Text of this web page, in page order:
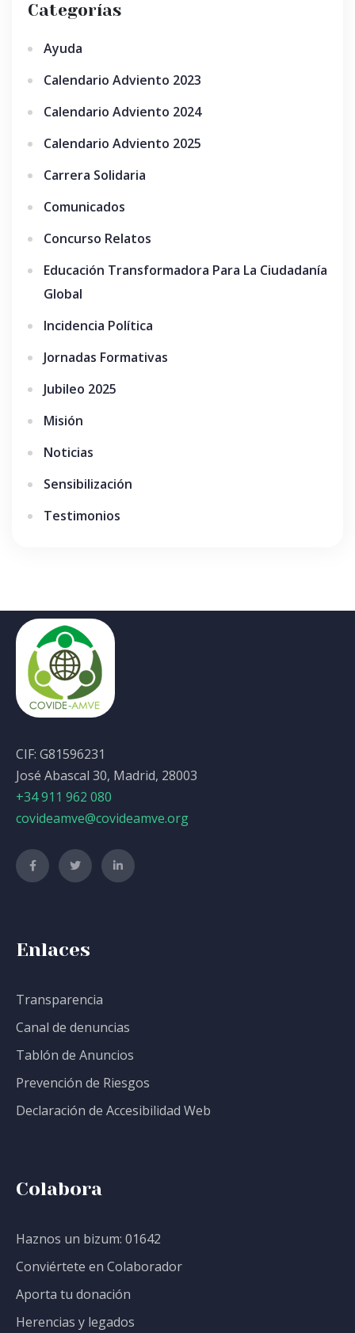
Categorías
Ayuda
Calendario Adviento 2023
Calendario Adviento 2024
Calendario Adviento 2025
Carrera Solidaria
Comunicados
Concurso Relatos
Educación Transformadora Para La Ciudadanía
Global
Incidencia Política
Jornadas Formativas
Jubileo 2025
Misión
Noticias
Sensibilización
Testimonios
CIF: G81596231
José Abascal 30, Madrid, 28003
+34 911 962 080
covideamve@covideamve.org
Enlaces
Transparencia
Canal de denuncias
Tablón de Anuncios
Prevención de Riesgos
Declaración de Accesibilidad Web
Colabora
Haznos un bizum: 01642
Conviértete en Colaborador
Aporta tu donación
Herencias y legados